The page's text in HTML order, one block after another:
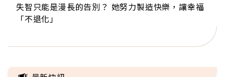
失智只能是漫長的告別？ 她努力製造快樂，讓幸福
「不退化」
來自剛果的巧克力神父 為台灣奉獻36年 「台灣是我
的家，我連作夢都講台語！」
63歲卸矽谷副總、搬回台灣找快樂！「蛋黃哥小
丑」走進安養院，逗樂上萬爺奶：退休後才開始真
104歲打破金氏世界紀錄 成為全球最年長羽球選
手，分享長壽的秘密原來是「這個」
事業巔峰他選擇追夢…黑手阿伯拉小提琴還登上小
巨蛋！連CNN都大讚！